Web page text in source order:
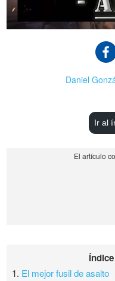
Daniel
Ir al
Índice
1. El mejor fusil de asalto